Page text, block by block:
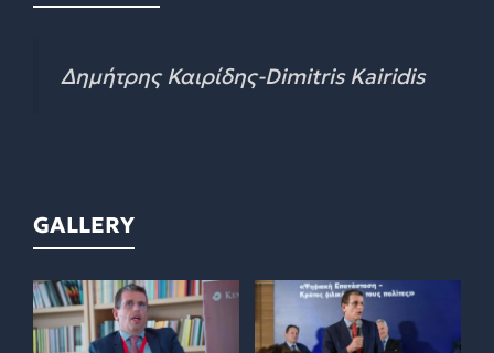
Δημήτρης Καιρίδης-Dimitris Kairidis
GALLERY